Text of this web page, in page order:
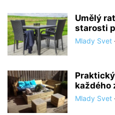
Umělý
starosti
Mlady Svet
každého
Mlady Svet